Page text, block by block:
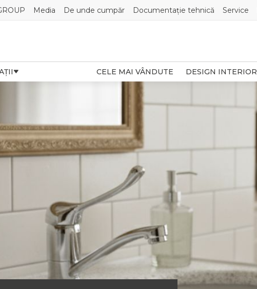
Media De unde cumpăr Documentație tehnică Service
CELE MAI VÂNDUTE DESIGN INTERIOR